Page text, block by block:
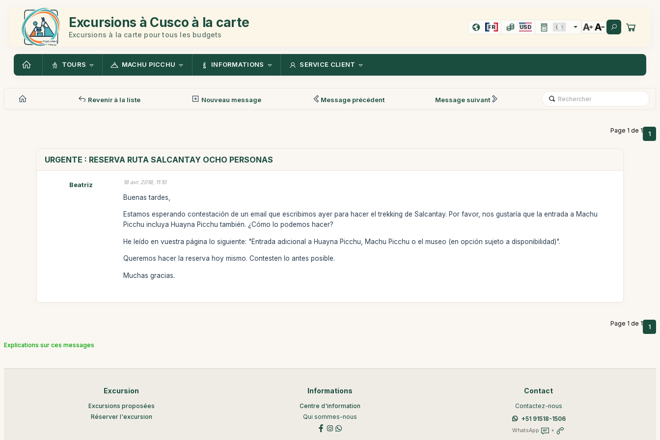
Excursions à Cusco à la carte
Excursions à la carte pour tous les budgets
FR USD
TOURS MACHU PICCHU INFORMATIONS SERVICE CLIENT
Revenir à la liste Nouveau message Message précédent Message suivant
Page 1 de 1 1
URGENTE : RESERVA RUTA SALCANTAY OCHO PERSONAS
Beatriz 18 avr. 2018, 11:10
Buenas tardes,
Estamos esperando contestación de un email que escribimos ayer para hacer el trekking de Salcantay. Por favor, nos gustaría que la entrada a Machu
Picchu incluya Huayna Picchu también. ¿Cómo lo podemos hacer?
He leído en vuestra página lo siguiente: "Entrada adicional a Huayna Picchu, Machu Picchu o el museo (en opción sujeto a disponibilidad)".
Queremos hacer la reserva hoy mismo. Contesten lo antes posible.
Muchas gracias.
Page 1 de 1 1
Explications sur ces messages
Excursion
Excursions proposées
Réserver l'excursion
Informations
Centre d'information
Qui sommes-nous
Contact
Contactez-nous
+51 91518-1506
WhatsApp +